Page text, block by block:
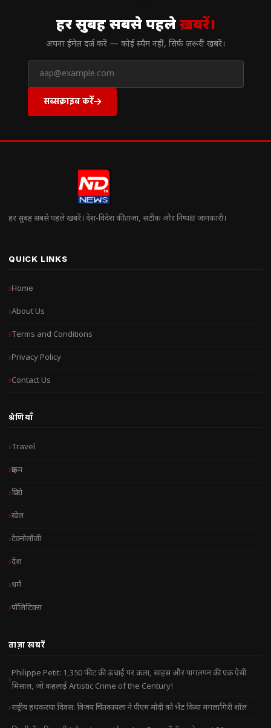
हर सुबह सबसे पहलेख़बरें।
अपना ईमेल दर्ज करें — कोई स्पैम नहीं, सिर्फ ज़रूरी खबरें।
सब्सक्राइब करें
हर सुबह सबसे पहले खबरें। देश-विदेश की ताज़ा, सटीक और निष्पक्ष जानकारी।
QUICK LINKS
Home
About Us
Terms and Conditions
Privacy Policy
Contact Us
श्रेणियाँ
Travel
क्राइम
क्रिप्टो
खेल
टेक्नोलॉजी
देश
धर्म
पॉलिटिक्स
ताज़ा खबरें
Philippe Petit: 1,350 फीट की ऊंचाई पर कला, साहस और पागलपन की एक ऐसी
मिसाल, जो कहलाई Artistic Crime of the Century!
राष्ट्रीय हथकरघा दिवस: विजय चिंतकायला ने पीएम मोदी को भेंट किया मंगलागिरी शॉल